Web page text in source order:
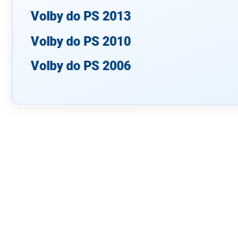
Volby do PS 2013
Volby do PS 2010
Volby do PS 2006